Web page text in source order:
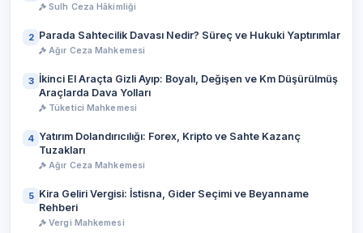
Sulh Ceza Hâkimliği
2 Parada Sahtecilik Davası Nedir? Süreç ve Hukuki Yaptırımlar
Ağır Ceza Mahkemesi
3 İkinci El Araçta Gizli Ayıp: Boyalı, Değişen ve Km Düşürülmüş
Araçlarda Dava Yolları
Tüketici Mahkemesi
4 Yatırım Dolandırıcılığı: Forex, Kripto ve Sahte Kazanç
Tuzakları
Ağır Ceza Mahkemesi
5 Kira Geliri Vergisi: İstisna, Gider Seçimi ve Beyanname
Rehberi
Vergi Mahkemesi